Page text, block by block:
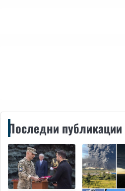
Последни публикации